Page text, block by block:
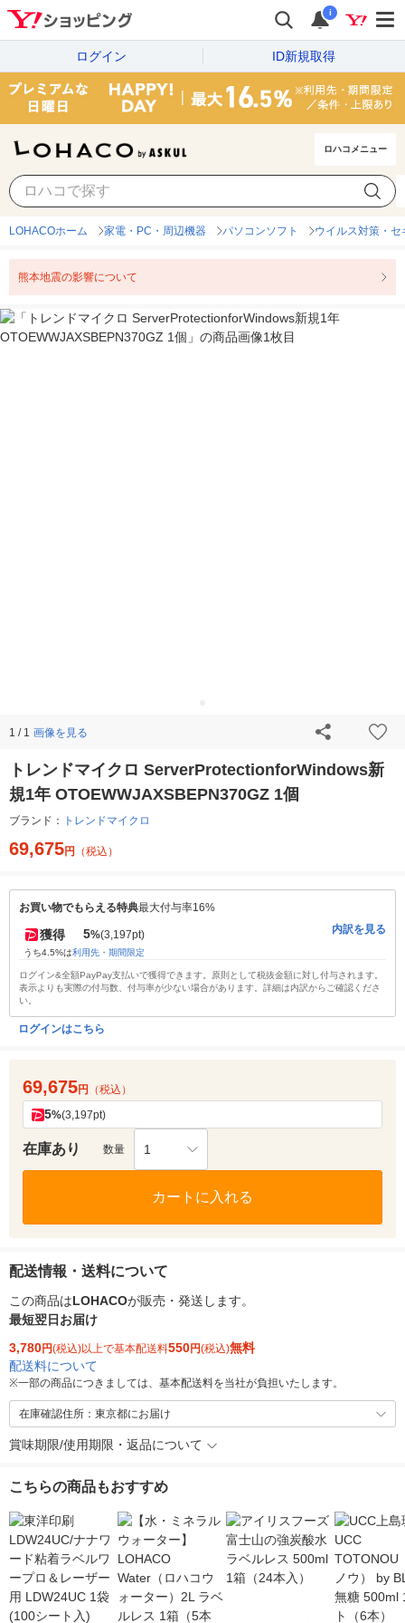
i
ログイン ID新規取得
ロハコメニュー
LOHACOホーム 家電・PC・周辺機器 パソコンソフト ウイルス対策・
熊本地震の影響について
1 / 1 画像を見る
トレンドマイクロ ServerProtectionforWindows新
規1年 OTOEWWJAXSBEPN370GZ 1個
ブランド： トレンドマイクロ
69,675円 （税込）
お買い物でもらえる特典最大付与率16%
獲得 5%(3,197pt)
うち4.5%は利用先・期間限定
内訳を見る
ログイン&全額PayPay支払いで獲得できます。原則として税抜金額に対し付与されます。
表示よりも実際の付与数、付与率が少ない場合があります。詳細は内訳からご確認くださ
い。
ログインはこちら
69,675円 （税込）
5%(3,197pt)
在庫あり 数量 1
カートに入れる
配送情報・送料について
この商品はLOHACOが販売・発送します。
最短翌日お届け
3,780円(税込)以上で基本配送料550円(税込)無料
配送料について
※一部の商品につきましては、基本配送料を当社が負担いたします。
在庫確認住所：東京都にお届け
賞味期限/使用期限・返品について
こちらの商品もおすすめ